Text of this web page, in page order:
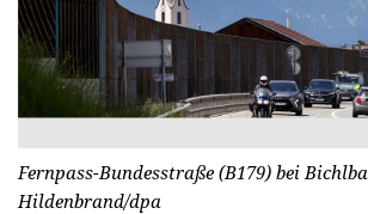
Fernpass-Bundesstraße (B179) bei
Hildenbrand/dpa